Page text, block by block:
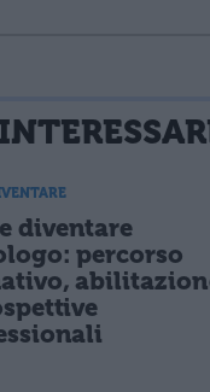
dai il consenso affinché
sulla privacy
da parte di terzi per
diventare
percorso